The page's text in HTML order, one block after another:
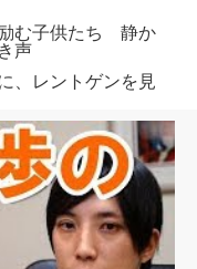
励む子供たち 静か
声
、レントゲンを見